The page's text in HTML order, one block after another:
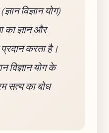
विज्ञान योग)
का ज्ञान और
प्रदान करता है।
विज्ञान योग के
सत्य का बोध